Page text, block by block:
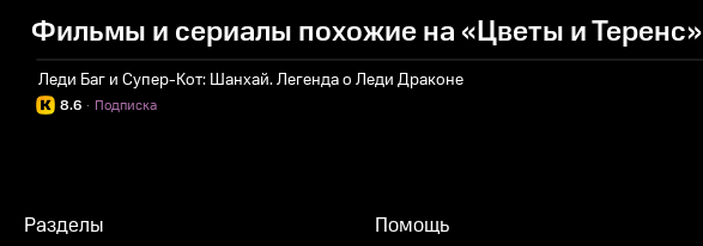
Фильмы и сериалы похожие на «Цветы и Теренс»
Леди Баг и Супер-Кот: Шанхай. Легенда о Леди Драконе
8.6 Подписка
·
Разделы Помощь